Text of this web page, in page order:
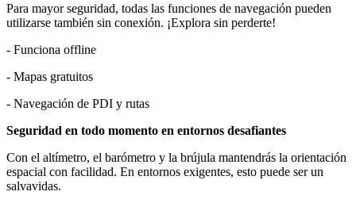
Para mayor seguridad, todas las funciones de navegación pueden
utilizarse también sin conexión. ¡Explora sin perderte!
- Funciona offline
- Mapas gratuitos
- Navegación de PDI y rutas
Seguridad en todo momento en entornos desafiantes
Con el altímetro, el barómetro y la brújula mantendrás la orientación
espacial con facilidad. En entornos exigentes, esto puede ser un
salvavidas.